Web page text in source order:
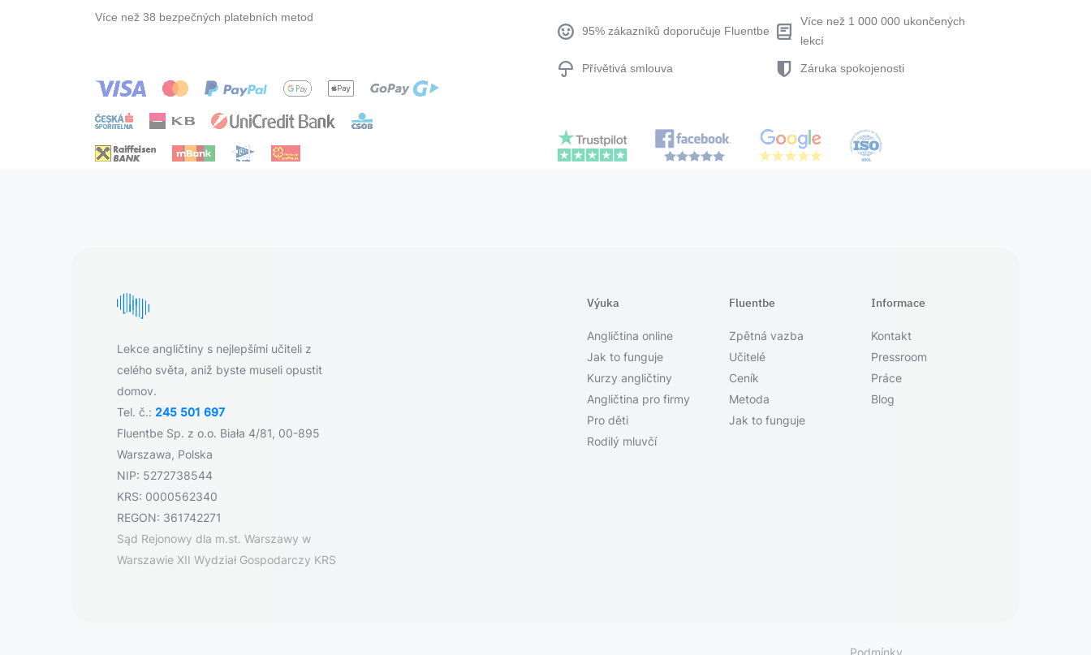
Více než 38 bezpečných platebních metod
95% zákazníků doporučuje Fluentbe
Více než 1 000 000 ukončených
lekcí
Přívětivá smlouva Záruka spokojenosti
Lekce angličtiny s nejlepšími učiteli z
celého světa, aniž byste museli opustit
domov.
Tel. č.: 245 501 697
Fluentbe Sp. z o.o. Biała 4/81, 00-895
Warszawa, Polska
NIP: 5272738544
KRS: 0000562340
REGON: 361742271
Sąd Rejonowy dla m.st. Warszawy w
Warszawie XII Wydział Gospodarczy KRS
Výuka
Angličtina online
Jak to funguje
Kurzy angličtiny
Angličtina pro firmy
Pro děti
Rodilý mluvčí
Fluentbe
Zpětná vazba
Učitelé
Ceník
Metoda
Jak to funguje
Informace
Kontakt
Pressroom
Práce
Blog
Podmínky